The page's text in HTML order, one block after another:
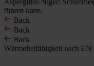
Aspergillus Niger:
führen kann.
Back
Back
Back
Wärmelteifähigkeit nach EN